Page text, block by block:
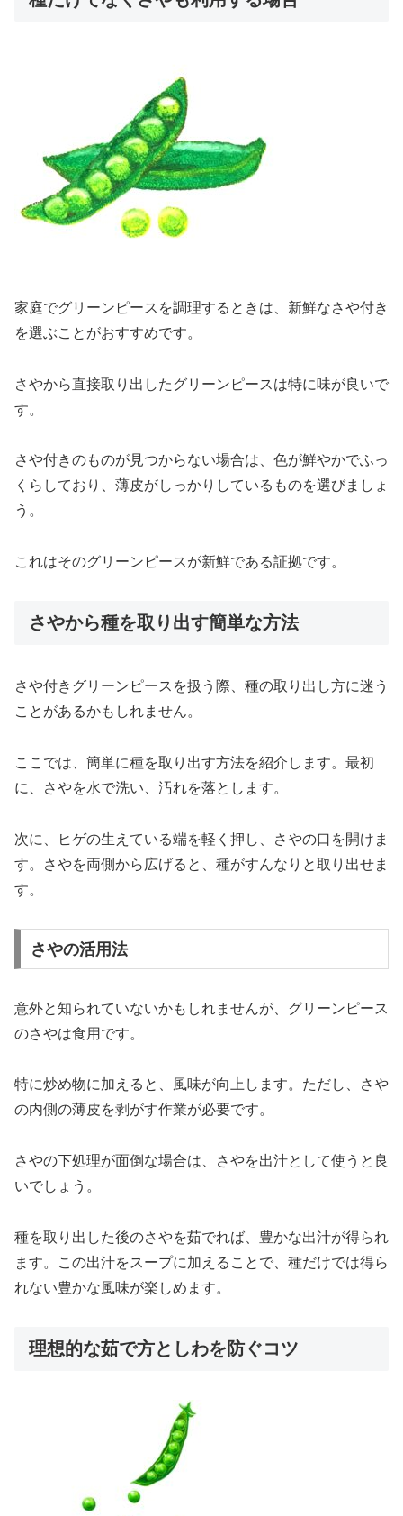
家庭でグリーンピースを調理するときは、新鮮なさや付き
を選ぶことがおすすめです。
さやから直接取り出したグリーンピースは特に味が良いで
す。
さや付きのものが見つからない場合は、色が鮮やかでふっ
くらしており、薄皮がしっかりしているものを選びましょ
う。
これはそのグリーンピースが新鮮である証拠です。
さやから種を取り出す簡単な方法
さや付きグリーンピースを扱う際、種の取り出し方に迷う
ことがあるかもしれません。
ここでは、簡単に種を取り出す方法を紹介します。最初
に、さやを水で洗い、汚れを落とします。
次に、ヒゲの生えている端を軽く押し、さやの口を開けま
す。さやを両側から広げると、種がすんなりと取り出せま
す。
さやの活用法
意外と知られていないかもしれませんが、グリーンピース
のさやは食用です。
特に炒め物に加えると、風味が向上します。ただし、さや
の内側の薄皮を剥がす作業が必要です。
さやの下処理が面倒な場合は、さやを出汁として使うと良
いでしょう。
種を取り出した後のさやを茹でれば、豊かな出汁が得られ
ます。この出汁をスープに加えることで、種だけでは得ら
れない豊かな風味が楽しめます。
理想的な茹で方としわを防ぐコツ